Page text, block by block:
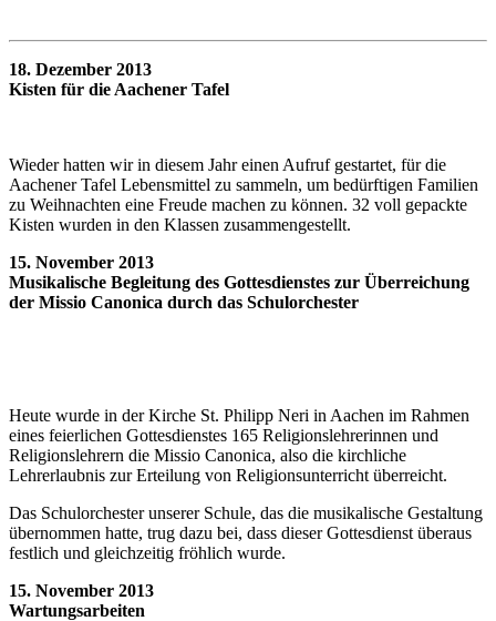
18. Dezember 2013
Kisten für die Aachener Tafel
Wieder hatten wir in diesem Jahr einen Aufruf gestartet, für die
Aachener Tafel Lebensmittel zu sammeln, um bedürftigen Familien
zu Weihnachten eine Freude machen zu können. 32 voll gepackte
Kisten wurden in den Klassen zusammengestellt.
15. November 2013
Musikalische Begleitung des Gottesdienstes zur Überreichung
der Missio Canonica durch das Schulorchester
Heute wurde in der Kirche St. Philipp Neri in Aachen im Rahmen
eines feierlichen Gottesdienstes 165 Religionslehrerinnen und
Religionslehrern die Missio Canonica, also die kirchliche
Lehrerlaubnis zur Erteilung von Religionsunterricht überreicht.
Das Schulorchester unserer Schule, das die musikalische Gestaltung
übernommen hatte, trug dazu bei, dass dieser Gottesdienst überaus
festlich und gleichzeitig fröhlich wurde.
15. November 2013
Wartungsarbeiten